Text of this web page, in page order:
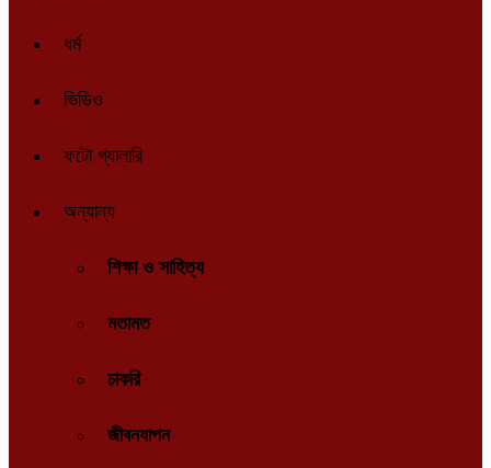
ধর্ম
ভিডিও
ফটো গ্যালারি
অন্যান্য
শিক্ষা ও সাহিত্য
মতামত
চাকরি
জীবনযাপন